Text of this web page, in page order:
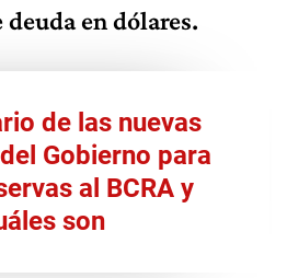
en dólares.
de las nuevas
Gobierno para
al BCRA y
son